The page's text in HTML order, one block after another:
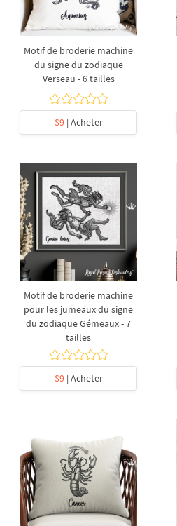
Motif de broderie machine
du signe du zodiaque
Verseau - 6 tailles
$9| Acheter
Motif de broderie machine
pour les jumeaux du signe
du zodiaque Gémeaux - 7
tailles
$9| Acheter